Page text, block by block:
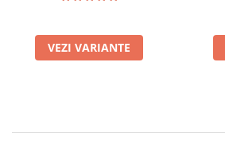
VEZI VARIANTE